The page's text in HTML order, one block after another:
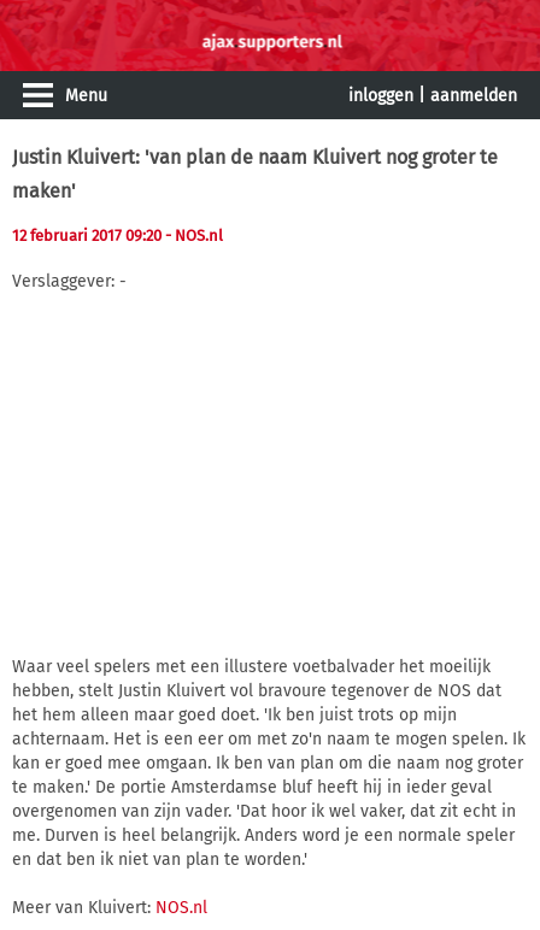
Menu inloggen aanmelden
Justin Kluivert: 'van plan de naam Kluivert nog groter te
maken'
12 februari 2017 09:20 - NOS.nl
Verslaggever: -
Waar veel spelers met een illustere voetbalvader het moeilijk
hebben, stelt Justin Kluivert vol bravoure tegenover de NOS dat
het hem alleen maar goed doet. 'Ik ben juist trots op mijn
achternaam. Het is een eer om met zo'n naam te mogen spelen. Ik
kan er goed mee omgaan. Ik ben van plan om die naam nog groter
te maken.' De portie Amsterdamse bluf heeft hij in ieder geval
overgenomen van zijn vader. 'Dat hoor ik wel vaker, dat zit echt in
me. Durven is heel belangrijk. Anders word je een normale speler
en dat ben ik niet van plan te worden.'
Meer van Kluivert: NOS.nl